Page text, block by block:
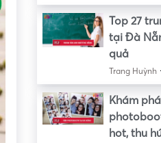
Top 27
tại Đà
quả
Trang Huỳnh
Khám
hot, thu